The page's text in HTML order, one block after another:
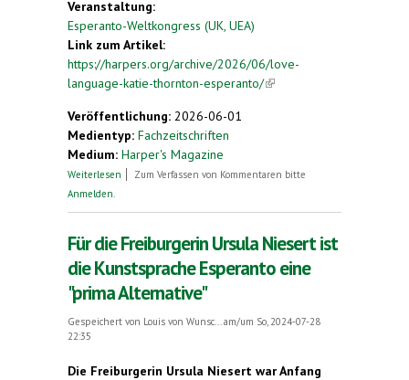
Veranstaltung:
Esperanto-Weltkongress (UK, UEA)
Link zum Artikel:
https://harpers.org/archive/2026/06/love-
language-katie-thornton-esperanto/(link is
Veröffentlichung: 2026-06-01
Medientyp: Fachzeitschriften
Medium: Harper's Magazine
Weiterlesen über Love Language
Zum Verfassen von Kommentaren bitte
Anmelden
Für die Freiburgerin Ursula Niesert ist
die Kunstsprache Esperanto eine
"prima Alternative"
Gespeichert von Louis von Wunsc...
am/um So, 2024-07-28
22:35
Die Freiburgerin Ursula Niesert war Anfang